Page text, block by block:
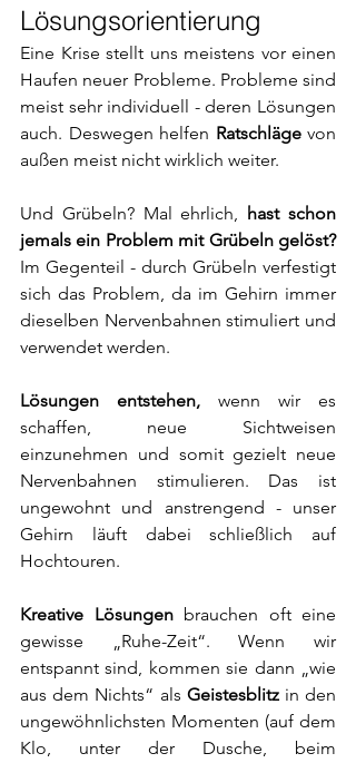
Lösungsorientierung
Eine Krise stellt uns meistens vor einen
Haufen neuer Probleme. Probleme sind
meist sehr individuell - deren Lösungen
auch. Deswegen helfen Ratschläge von
außen meist nicht wirklich weiter.
Und Grübeln? Mal ehrlich, hast schon
jemals ein Problem mit Grübeln gelöst?
Im Gegenteil - durch Grübeln verfestigt
sich das Problem, da im Gehirn immer
dieselben Nervenbahnen stimuliert und
verwendet werden.
Lösungen entstehen, wenn wir es
schaffen, neue Sichtweisen
einzunehmen und somit gezielt neue
Nervenbahnen stimulieren. Das ist
ungewohnt und anstrengend - unser
Gehirn läuft dabei schließlich auf
Hochtouren.
Kreative Lösungen brauchen oft eine
gewisse „Ruhe-Zeit“. Wenn wir
entspannt sind, kommen sie dann „wie
aus dem Nichts“ als Geistesblitz in den
ungewöhnlichsten Momenten (auf dem
Klo, unter der Dusche, beim